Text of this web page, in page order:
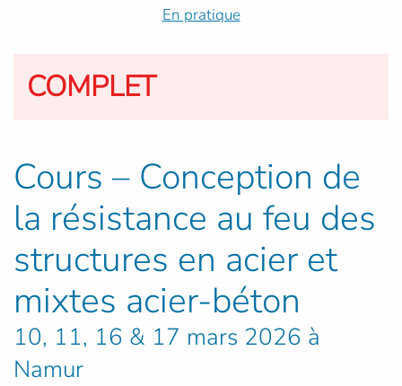
En pratique
COMPLET
Cours – Conception de
la résistance au feu des
structures en acier et
mixtes acier-béton
10, 11, 16 & 17 mars 2026 à
Namur